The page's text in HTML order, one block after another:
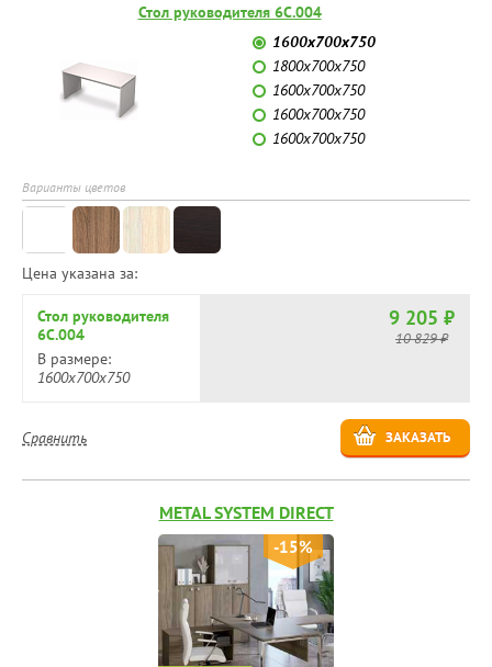
Стол руководителя 6С.004
1600х700х750
1800х700х750
1600х700х750
1600х700х750
1600х700х750
Варианты цветов
Цена указана за:
Стол руководителя
6С.004
В размере:
1600х700х750
9 205 ₽
10 829 ₽
ЗАКАЗАТЬ
Сравнить
METAL SYSTEM DIRECT
-15%